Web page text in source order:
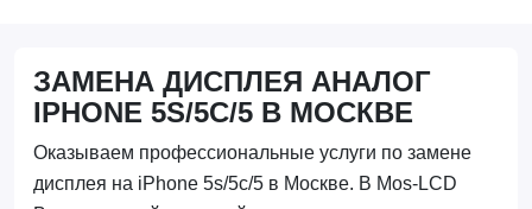
ЗАМЕНА ДИСПЛЕЯ АНАЛОГ
IPHONE 5S/5C/5 В МОСКВЕ
Оказываем профессиональные услуги по замене
дисплея на iPhone 5s/5c/5 в Москве. В Mos-LCD